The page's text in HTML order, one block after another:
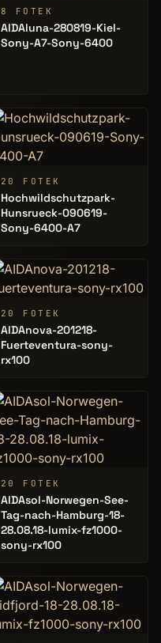
8 FOTEK
AIDAluna-280819-Kiel-
Sony-A7-Sony-6400
20 FOTEK
Hochwildschutzpark-
Hunsrueck-090619-
Sony-6400-A7
20 FOTEK
AIDAnova-201218-
Fuerteventura-sony-
rx100
20 FOTEK
AIDAsol-Norwegen-See-
Tag-nach-Hamburg-18-
28.08.18-lumix-fz1000-
sony-rx100